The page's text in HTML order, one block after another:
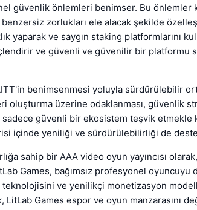
güvenlik önlemleri benimser. Bu önlemler
benzersiz zorlukları ele alacak şekilde
yaparak ve saygın staking platformlarını
ve güvenli ve güvenilir bir platformu
benimsenmesi yoluyla sürdürülebilir
oluşturma üzerine odaklanması, güvenlik
sadece güvenli bir ekosistem teşvik etmekle
içinde yeniliği ve sürdürülebilirliği de
sahip bir AAA video oyun yayıncısı
Games, bağımsız profesyonel oyuncuyu
teknolojisini ve yenilikçi monetizasyon
LitLab Games espor ve oyun manzarasını